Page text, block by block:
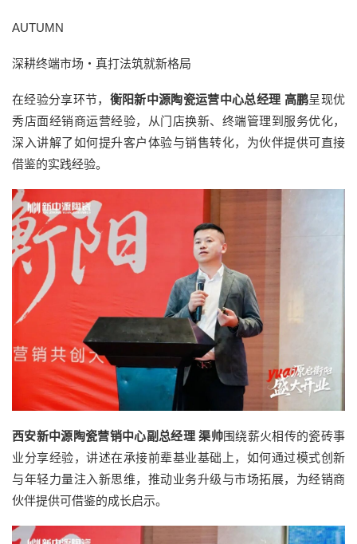
AUTUMN
深耕终端市场・真打法筑就新格局
在经验分享环节， 衡阳新中源陶瓷运营中心总经理 高鹏呈现优
秀店面经销商运营经验，从门店换新、终端管理到服务优化，
深入讲解了如何提升客户体验与销售转化，为伙伴提供可直接
借鉴的实践经验。
西安新中源陶瓷营销中心副总经理 渠帅围绕薪火相传的瓷砖事
业分享经验，讲述在承接前辈基业基础上，如何通过模式创新
与年轻力量注入新思维，推动业务升级与市场拓展，为经销商
伙伴提供可借鉴的成长启示。